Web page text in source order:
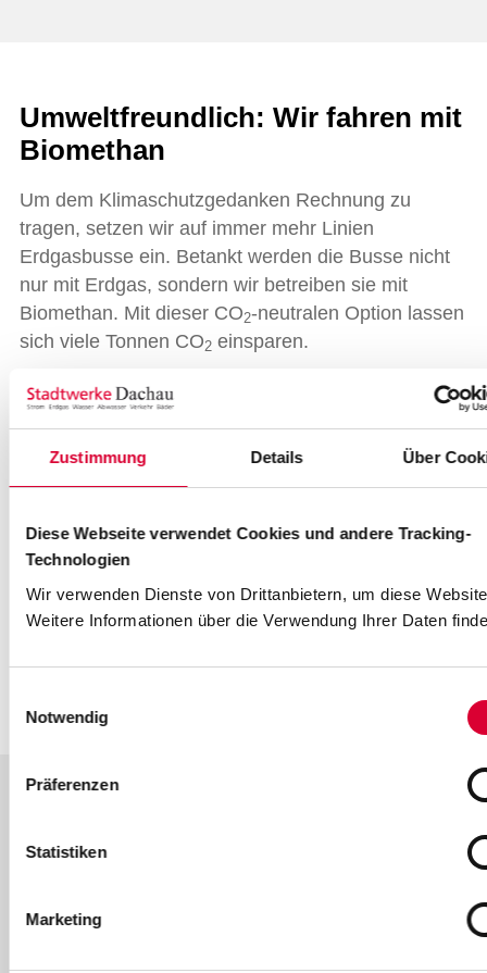
Zustimmung Details Über
Diese Webseite verwendet Cookies und andere Tracking-
Technologien
Wir verwenden Dienste von Drittanbietern, um diese
Weitere Informationen über die Verwendung Ihrer Daten
Notwendig
Präferenzen
Statistiken
Marketing
Umweltfreundlich: Wir fahren mit
Biomethan
Um dem Klimaschutzgedanken Rechnung zu
tragen, setzen wir auf immer mehr Linien
Erdgasbusse ein. Betankt werden die Busse nicht
nur mit Erdgas, sondern wir betreiben sie mit
Biomethan. Mit dieser CO2-neutralen Option lassen
sich viele Tonnen CO2einsparen.
Durch das in den Fahrzeugen verbaute
Energiemanagement sparen unsere Erdgasbusse
ausgestoßen und die Geräuschemissionen sind
erheblich geringer.
Bürokomplex
Wenn unsere Busse gerade nicht auf Dachaus
trockenes Plätzchen in unserem Betriebshof in